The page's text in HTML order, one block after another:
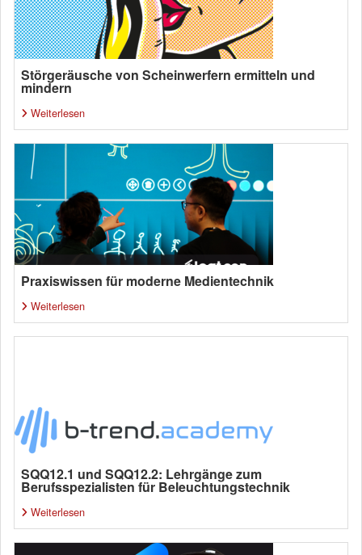
Störgeräusche von Scheinwerfern ermitteln und
mindern
Weiterlesen
Praxiswissen für moderne Medientechnik
Weiterlesen
SQQ12.1 und SQQ12.2: Lehrgänge zum
Berufsspezialisten für Beleuchtungstechnik
Weiterlesen